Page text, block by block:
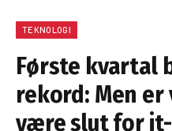
TEKNOLOGI
Første kvartal
rekord: Men
være slut for